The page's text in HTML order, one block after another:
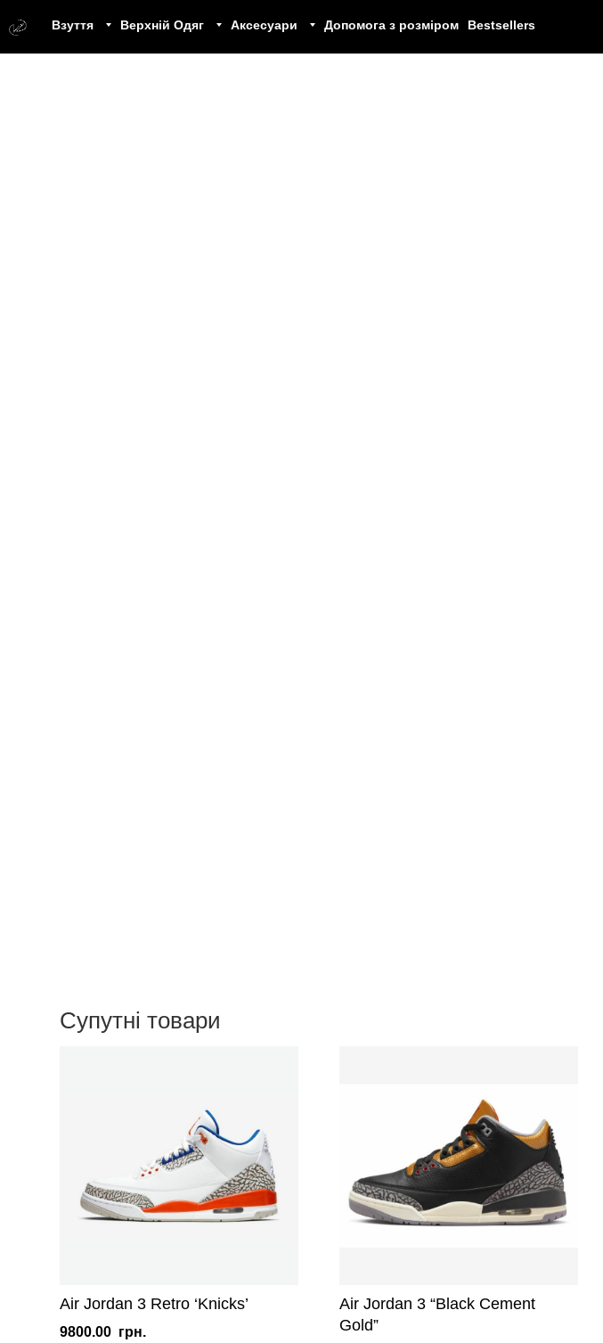
Взуття Верхній Одяг Аксесуари Допомога з розміром Bestsellers
Супутні товари
Air Jordan 3 Retro ‘Knicks’
9800.00 грн.
Air Jordan 3 “Black Cement
Gold”